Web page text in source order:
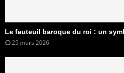
Le fauteuil baroque du roi : un
25 mars 2026